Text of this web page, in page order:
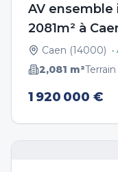
AV
2081m² à
Caen (14000) •
2,081 m²Terrain
1 920 000 €